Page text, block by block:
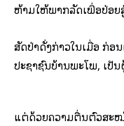
ຫ້າມ​ໃຫ້​ພາກ​ລັດ​ເພື່ອ​ປ່ອຍ​
ສັດປ່າດັ່ງກ່າວໃນເມື່ອ ກ່
ປະຊາຊົນບ້ານພະໂພ, ເປັ
ແຕ່ດ້ວຍຄວາມຕື່ນຕົວສະ